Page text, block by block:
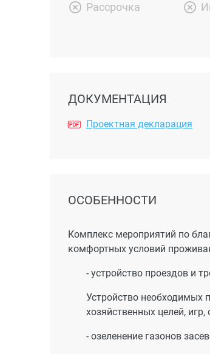
Рассрочка
ДОКУМЕНТАЦИЯ
Проектная декларация
ОСОБЕННОСТИ
Комплекс мероприятий по
комфортных условий
- устройство проездов и
Устройство необходимых
хозяйственных целей,
- озеленение газонов